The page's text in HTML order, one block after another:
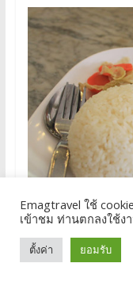
มื้อนี้ทาน 2 คนหมด
Emagtravel ใช้
เข้าชม ท่านตกลงใช้ง
ตั้งค่า ยอมรับ